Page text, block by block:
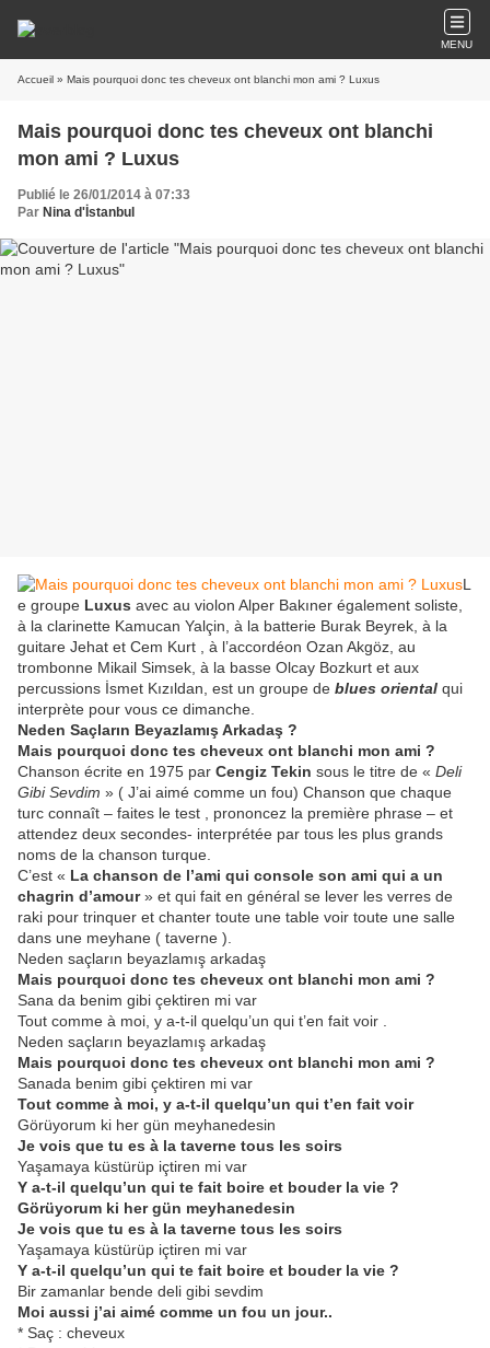
MENU
Accueil » Mais pourquoi donc tes cheveux ont blanchi mon ami ? Luxus
Mais pourquoi donc tes cheveux ont blanchi
mon ami ? Luxus
Publié le 26/01/2014 à 07:33
Par Nina d'İstanbul
L
e groupe Luxus avec au violon Alper Bakıner également soliste,
à la clarinette Kamucan Yalçin, à la batterie Burak Beyrek, à la
guitare Jehat et Cem Kurt , à l’accordéon Ozan Akgöz, au
trombonne Mikail Simsek, à la basse Olcay Bozkurt et aux
percussions İsmet Kızıldan, est un groupe de blues oriental qui
interprète pour vous ce dimanche.
Neden Saçların Beyazlamış Arkadaş ?
Mais pourquoi donc tes cheveux ont blanchi mon ami ?
Chanson écrite en 1975 par Cengiz Tekin sous le titre de « Deli
Gibi Sevdim » ( J’ai aimé comme un fou) Chanson que chaque
turc connaît – faites le test , prononcez la première phrase – et
attendez deux secondes- interprétée par tous les plus grands
noms de la chanson turque.
C’est « La chanson de l’ami qui console son ami qui a un
chagrin d’amour» et qui fait en général se lever les verres de
raki pour trinquer et chanter toute une table voir toute une salle
dans une meyhane ( taverne ).
Neden saçların beyazlamış arkadaş
Mais pourquoi donc tes cheveux ont blanchi mon ami ?
Sana da benim gibi çektiren mi var
Tout comme à moi, y a-t-il quelqu’un qui t’en fait voir .
Neden saçların beyazlamış arkadaş
Mais pourquoi donc tes cheveux ont blanchi mon ami ?
Sanada benim gibi çektiren mi var
Tout comme à moi, y a-t-il quelqu’un qui t’en fait voir
Görüyorum ki her gün meyhanedesin
Je vois que tu es à la taverne tous les soirs
Yaşamaya küstürüp içtiren mi var
Y a-t-il quelqu’un qui te fait boire et bouder la vie ?
Görüyorum ki her gün meyhanedesin
Je vois que tu es à la taverne tous les soirs
Yaşamaya küstürüp içtiren mi var
Y a-t-il quelqu’un qui te fait boire et bouder la vie ?
Bir zamanlar bende deli gibi sevdim
Moi aussi j’ai aimé comme un fou un jour..
* Saç : cheveux